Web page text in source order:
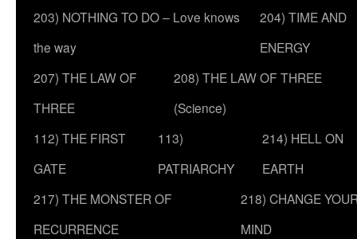
203) NOTHING TO DO – Love knows
the way
204) TIME AND
ENERGY
207) THE LAW OF
THREE
208) THE LAW OF THREE
(Science)
112) THE FIRST
GATE
113)
PATRIARCHY
214) HELL ON
EARTH
217) THE MONSTER OF
RECURRENCE
218) CHANGE
MIND